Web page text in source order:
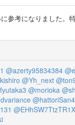
参考になりました。
@azerty95834384
@Yh_next
@morioka
@hattoriSan4